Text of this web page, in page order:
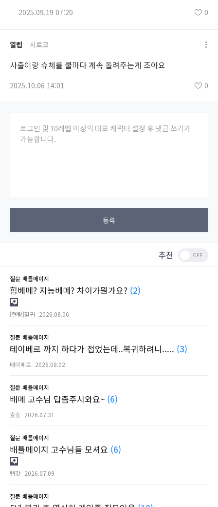
2025.09.19 07:20 0
열렙 시로코
사출이랑 슈체를 쿨마다 계속 돌려주는게 조아요
2025.10.06 14:01 0
로그인 및 10레벨 이상의 대표 캐릭터 설정 후 댓글 쓰기가
가능합니다.
등록
추천
질문 배틀메이지
힘베메? 지능베메? 차이가뭔가요? (2)
[현랑]혈귀 2026.08.06
질문 배틀메이지
테이베르 까지 하다가 접었는데..복귀하려니..... (3)
테이베르 2026.08.02
질문 배틀메이지
배메 고수님 답좀주시와요~ (6)
츛츛 2026.07.31
질문 배틀메이지
배틀메이지 고수님들 모셔요 (6)
랩갓 2026.07.09
질문 배틀메이지